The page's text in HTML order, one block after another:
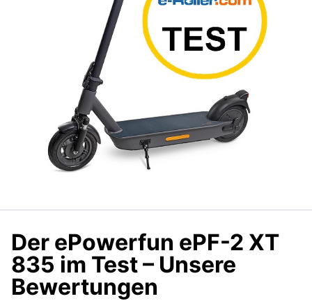
Der ePowerfun ePF-2 XT
835 im Test – Unsere
Bewertungen